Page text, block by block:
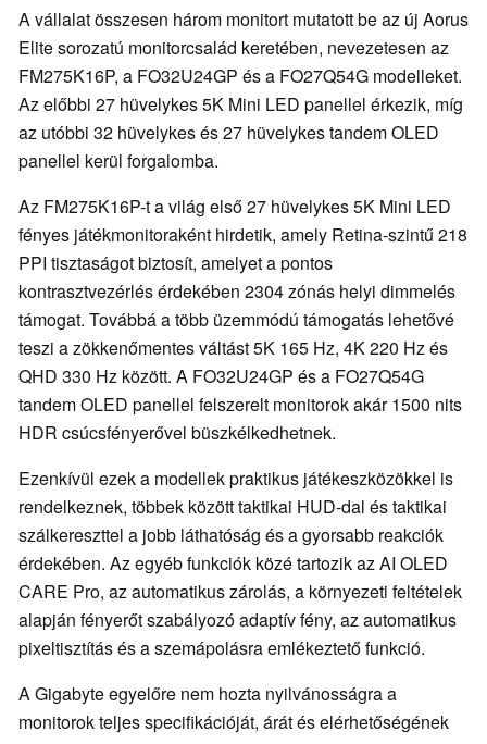
A vállalat összesen három monitort mutatott be az új Aorus
Elite sorozatú monitorcsalád keretében, nevezetesen az
FM275K16P, a FO32U24GP és a FO27Q54G modelleket.
Az előbbi 27 hüvelykes 5K Mini LED panellel érkezik, míg
az utóbbi 32 hüvelykes és 27 hüvelykes tandem OLED
panellel kerül forgalomba.
Az FM275K16P-t a világ első 27 hüvelykes 5K Mini LED
fényes játékmonitoraként hirdetik, amely Retina-szintű 218
PPI tisztaságot biztosít, amelyet a pontos
kontrasztvezérlés érdekében 2304 zónás helyi dimmelés
támogat. Továbbá a több üzemmódú támogatás lehetővé
teszi a zökkenőmentes váltást 5K 165 Hz, 4K 220 Hz és
QHD 330 Hz között. A FO32U24GP és a FO27Q54G
tandem OLED panellel felszerelt monitorok akár 1500 nits
HDR csúcsfényerővel büszkélkedhetnek.
Ezenkívül ezek a modellek praktikus játékeszközökkel is
rendelkeznek, többek között taktikai HUD-dal és taktikai
szálkereszttel a jobb láthatóság és a gyorsabb reakciók
érdekében. Az egyéb funkciók közé tartozik az AI OLED
CARE Pro, az automatikus zárolás, a környezeti feltételek
alapján fényerőt szabályozó adaptív fény, az automatikus
pixeltisztítás és a szemápolásra emlékeztető funkció.
A Gigabyte egyelőre nem hozta nyilvánosságra a
monitorok teljes specifikációját, árát és elérhetőségének